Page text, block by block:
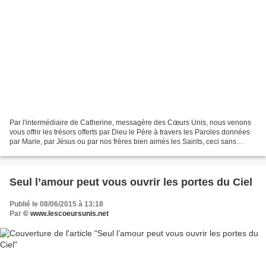
Par l'intermédiaire de Catherine, messagère des Cœurs Unis, nous venons
vous offrir les trésors offerts par Dieu le Père à travers les Paroles données
par Marie, par Jésus ou par nos frères bien aimés les Saints, ceci sans
Seul l’amour peut vous ouvrir les portes du Ciel
Publié le 08/06/2015 à 13:18
Par © www.lescoeursunis.net